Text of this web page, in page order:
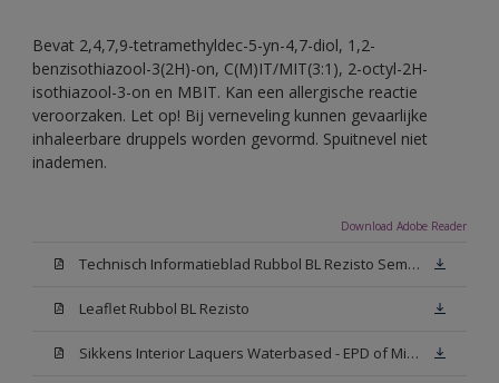
Bevat 2,4,7,9-tetramethyldec-5-yn-4,7-diol, 1,2-
benzisothiazool-3(2H)-on, C(M)IT/MIT(3:1), 2-octyl-2H-
isothiazool-3-on en MBIT. Kan een allergische reactie
veroorzaken. Let op! Bij verneveling kunnen gevaarlijke
inhaleerbare druppels worden gevormd. Spuitnevel niet
inademen.
Download Adobe Reader
Technisch Informatieblad Rubbol BL Rezisto Semi-Gloss (New Livery) (PDF)
Leaflet Rubbol BL Rezisto
Sikkens Interior Laquers Waterbased - EPD of Milieuproductverklaring